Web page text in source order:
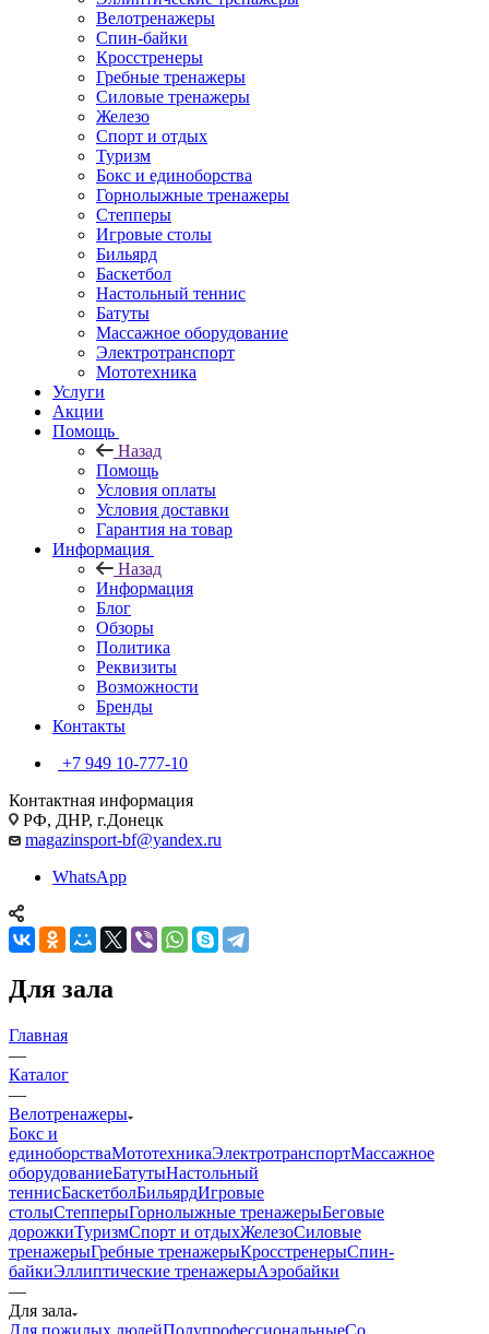
Велотренажеры
Спин-байки
Кросстренеры
Гребные тренажеры
Силовые тренажеры
Железо
Спорт и отдых
Туризм
Бокс и единоборства
Горнолыжные тренажеры
Степперы
Игровые столы
Бильярд
Баскетбол
Настольный теннис
Батуты
Массажное оборудование
Электротранспорт
Мототехника
Услуги
Акции
Помощь
Назад
Помощь
Условия оплаты
Условия доставки
Гарантия на товар
Информация
Назад
Информация
Блог
Обзоры
Политика
Реквизиты
Возможности
Бренды
Контакты
+7 949 10-777-10
Контактная информация
РФ, ДНР, г.Донецк
magazinsport-bf@yandex.ru
WhatsApp
Для зала
Главная
—
Каталог
—
Велотренажеры
Бокс и
единоборстваМототехникаЭлектротранспортМассажное
оборудованиеБатутыНастольный
теннисБаскетболБильярдИгровые
столыСтепперыГорнолыжные тренажерыБеговые
дорожкиТуризмСпорт и отдыхЖелезоСиловые
тренажерыГребные тренажерыКросстренерыСпин-
байкиЭллиптические тренажерыАэробайки
—
Для зала
Для пожилых людейПолупрофессиональныеСо